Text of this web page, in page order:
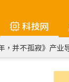
科技网
，并不孤寂》产业